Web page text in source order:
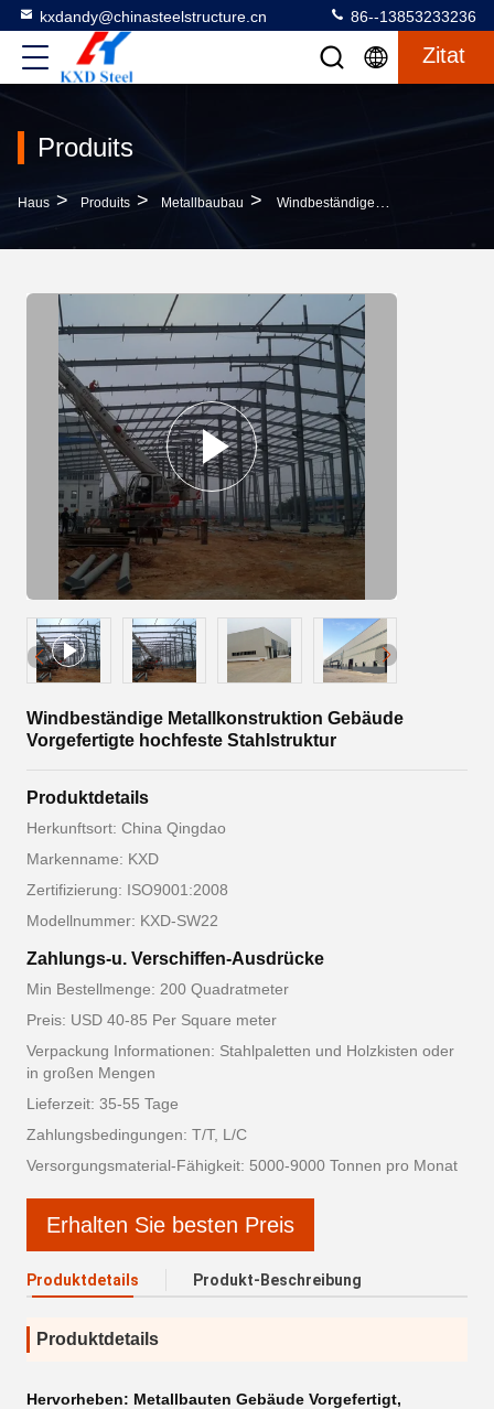
kxdandy@chinasteelstructure.cn 86--13853233236
Zitat
Produits
Haus > Produits > Metallbaubau > Windbeständige Metallkonstruktion Gebäude Vorgefertigte Hochfeste Stahlstruktur
Windbeständige Metallkonstruktion Gebäude
Vorgefertigte hochfeste Stahlstruktur
Produktdetails
Herkunftsort: China Qingdao
Markenname: KXD
Zertifizierung: ISO9001:2008
Modellnummer: KXD-SW22
Zahlungs-u. Verschiffen-Ausdrücke
Min Bestellmenge: 200 Quadratmeter
Preis: USD 40-85 Per Square meter
Verpackung Informationen: Stahlpaletten und Holzkisten oder
in großen Mengen
Lieferzeit: 35-55 Tage
Zahlungsbedingungen: T/T, L/C
Versorgungsmaterial-Fähigkeit: 5000-9000 Tonnen pro Monat
Erhalten Sie besten Preis
Produktdetails Produkt-Beschreibung
Produktdetails
Hervorheben: Metallbauten Gebäude Vorgefertigt,